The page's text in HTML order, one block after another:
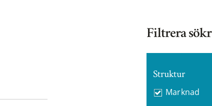
Filtrera
Struktur
Marknad